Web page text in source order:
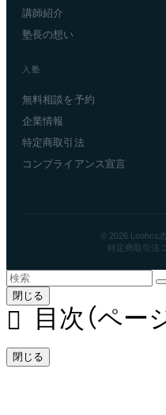
講師紹介
塾長の想い
入塾
無料相談を予約
企業情報
特定商取引法
コンプライアンス宣言
© 2026 Loohcs
特定商取引法
閉じる
目次（ペー
閉じる